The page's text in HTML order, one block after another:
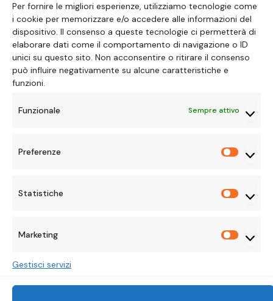
Per fornire le migliori esperienze, utilizziamo tecnologie come
i cookie per memorizzare e/o accedere alle informazioni del
dispositivo. Il consenso a queste tecnologie ci permetterà di
elaborare dati come il comportamento di navigazione o ID
unici su questo sito. Non acconsentire o ritirare il consenso
può influire negativamente su alcune caratteristiche e
funzioni.
Funzionale Sempre attivo
Preferenze
Statistiche
Marketing
Gestisci servizi
The Pitt: la serie tv da vedere ora
ALICE LAVORATTI 30 GENNAIO 2026